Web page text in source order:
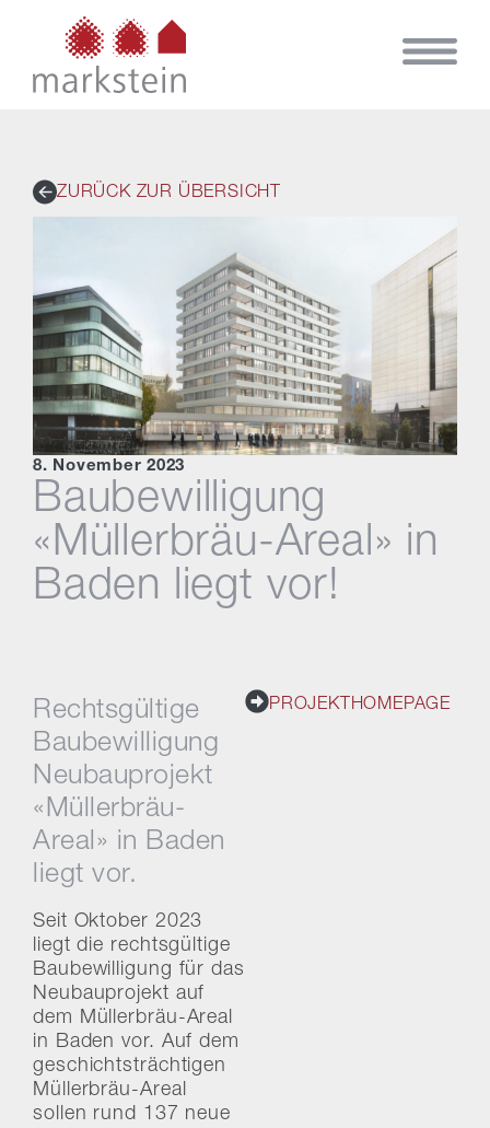
ZURÜCK ZUR ÜBERSICHT
8. November 2023
Baubewilligung
«Müllerbräu-Areal» in
Baden liegt vor!
Rechtsgültige
Baubewilligung
Neubauprojekt
«Müllerbräu-
Areal» in Baden
liegt vor.
Seit Oktober 2023
liegt die rechtsgültige
Baubewilligung für das
Neubauprojekt auf
dem Müllerbräu-Areal
in Baden vor. Auf dem
geschichtsträchtigen
Müllerbräu-Areal
sollen rund 137 neue
PROJEKTHOMEPAGE